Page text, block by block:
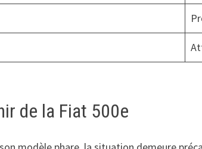
de la Fiat 500e